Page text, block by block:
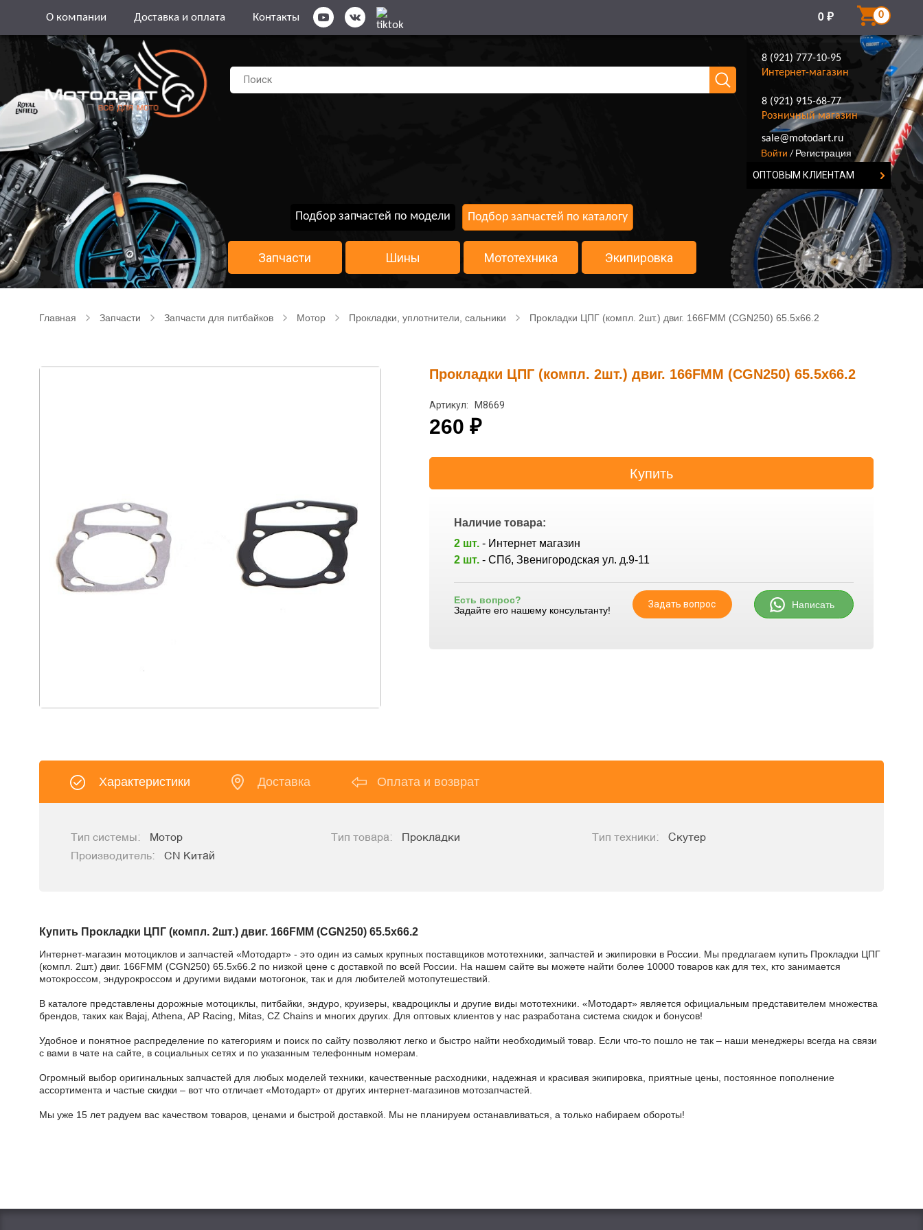
О компании Доставка и оплата Контакты 0 ₽ 0
8 (921) 777-10-95
Интернет-магазин
8 (921) 915-68-77
Розничный магазин
8 (921) 777-10-95
sale@motodart.ru
Войти / Регистрация
ОПТОВЫМ КЛИЕНТАМ
Подбор запчастей по модели Подбор запчастей по каталогу
Запчасти Шины Мототехника Экипировка
Главная Запчасти Запчасти для питбайков Мотор Прокладки, уплотнители, сальники Прокладки ЦПГ (компл. 2шт.) двиг. 166FMM (CGN250) 65.5x66.2
Прокладки ЦПГ (компл. 2шт.) двиг. 166FMM (CGN250) 65.5x66.2
Артикул: M8669
260 ₽
Наличие товара:
2 шт. - Интернет магазин
2 шт. - СПб, Звенигородская ул. д.9-11
Есть вопрос?
Задайте его нашему консультанту!
Задать вопрос Написать
Характеристики Доставка Оплата и возврат
Тип системы: Мотор Тип товара: Прокладки Тип техники:
Скутер
Производитель:
CN Китай
Купить Прокладки ЦПГ (компл. 2шт.) двиг. 166FMM (CGN250) 65.5x66.2
Интернет-магазин мотоциклов и запчастей «Мотодарт» - это один из самых крупных поставщиков мототехники, запчастей и экипировки в России. Мы предлагаем купить Прокладки ЦПГ
(компл. 2шт.) двиг. 166FMM (CGN250) 65.5x66.2 по низкой цене с доставкой по всей России. На нашем сайте вы можете найти более 10000 товаров как для тех, кто занимается
мотокроссом, эндурокроссом и другими видами мотогонок, так и для любителей мотопутешествий.
В каталоге представлены дорожные мотоциклы, питбайки, эндуро, круизеры, квадроциклы и другие виды мототехники. «Мотодарт» является официальным представителем множества
брендов, таких как Bajaj, Athena, AP Racing, Mitas, CZ Chains и многих других. Для оптовых клиентов у нас разработана система скидок и бонусов!
Удобное и понятное распределение по категориям и поиск по сайту позволяют легко и быстро найти необходимый товар. Если что-то пошло не так – наши менеджеры всегда на связи
с вами в чате на сайте, в социальных сетях и по указанным телефонным номерам.
Огромный выбор оригинальных запчастей для любых моделей техники, качественные расходники, надежная и красивая экипировка, приятные цены, постоянное пополнение
ассортимента и частые скидки – вот что отличает «Мотодарт» от других интернет-магазинов мотозапчастей.
Мы уже 15 лет радуем вас качеством товаров, ценами и быстрой доставкой. Мы не планируем останавливаться, а только набираем обороты!